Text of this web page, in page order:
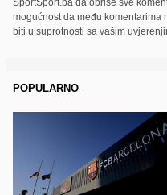
SportSport.ba da obriše sve
mogućnost da među komentarima
biti u suprotnosti sa vašim
POPULARNO